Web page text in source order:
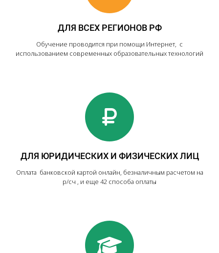
ДЛЯ ВСЕХ РЕГИОНОВ РФ
Обучение проводится при помощи Интернет, с
использованием современных образовательных технологий
ДЛЯ ЮРИДИЧЕСКИХ И ФИЗИЧЕСКИХ ЛИЦ
Оплата банковской картой онлайн, безналичным расчетом на
р/сч , и еще 42 способа оплаты